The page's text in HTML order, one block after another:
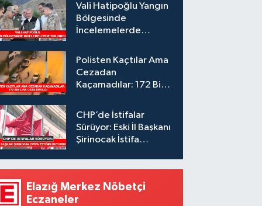
Vali Hatipoğlu Yangın
Bölgesinde
İncelemelerde
Polisten Kaçtılar Ama
Cezadan
Kaçamadılar: 172 Bin
CHP’de İstifalar
Sürüyor: Eski İl Başkanı
Şirinocak İstifa
Elazığ Merkez Nöbetçi
Eczaneler